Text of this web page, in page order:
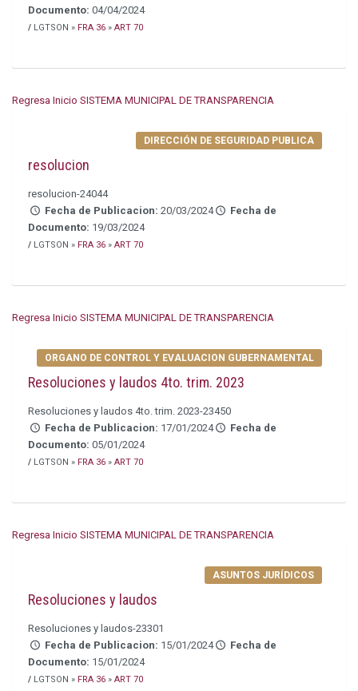
Documento: 04/04/2024
/ LGTSON » FRA 36 » ART 70
Regresa Inicio SISTEMA MUNICIPAL DE TRANSPARENCIA
DIRECCIÓN DE SEGURIDAD PUBLICA
resolucion
resolucion-24044
Fecha de Publicacion:20/03/2024
Fecha de
Documento: 19/03/2024
/ LGTSON » FRA 36 » ART 70
Regresa Inicio SISTEMA MUNICIPAL DE TRANSPARENCIA
ORGANO DE CONTROL Y EVALUACION GUBERNAMENTAL
Resoluciones y laudos 4to. trim. 2023
Resoluciones y laudos 4to. trim. 2023-23450
Fecha de Publicacion: 17/01/2024
Fecha de
Documento: 05/01/2024
/ LGTSON » FRA 36 » ART 70
Regresa Inicio SISTEMA MUNICIPAL DE TRANSPARENCIA
ASUNTOS JURÍDICOS
Resoluciones y laudos
Resoluciones y laudos-23301
Fecha de Publicacion: 15/01/2024
Fecha de
Documento: 15/01/2024
/ LGTSON » FRA 36 » ART 70